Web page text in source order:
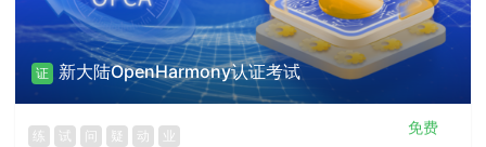
证 新大陆OpenHarmony认证考试
练 试 问 疑 动 业 免费